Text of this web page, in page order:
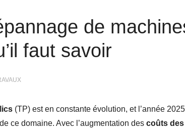
de
faut savoir
(TP) est en constante évolution, et l’année
ce domaine. Avec l’augmentation des coûts